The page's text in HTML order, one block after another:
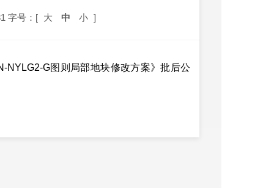
字号：[ 大 中 小 ]
G图则局部地块修改方案》批后公